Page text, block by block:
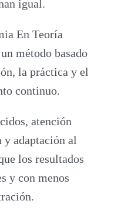
igual.
En Teoría
método basado
la práctica y el
continuo.
atención
y adaptación al
los resultados
y con menos